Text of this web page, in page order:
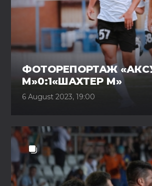
ФОТОРЕПОРТАЖ
М»0:1«ШАХТЕР М»
6 August 2023, 19:00